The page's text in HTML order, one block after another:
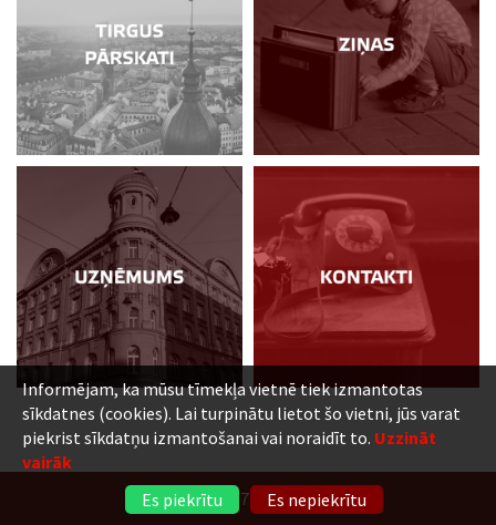
+371 6736 5555
Informējam, ka mūsu tīmekļa vietnē tiek izmantotas
sīkdatnes (cookies). Lai turpinātu lietot šo vietni, jūs varat
piekrist sīkdatņu izmantošanai vai noraidīt to. Uzzināt
vairāk
Es piekrītu
Es nepiekrītu